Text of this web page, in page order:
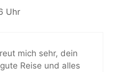
Uhr
mich sehr, dein
Reise und alles